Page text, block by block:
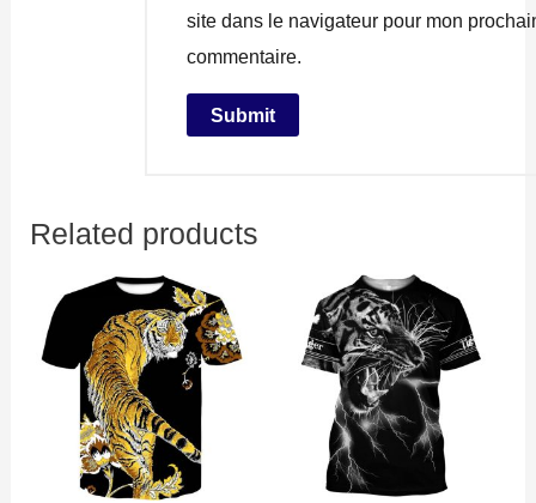
site dans le navigateur pour mon
commentaire.
Related products